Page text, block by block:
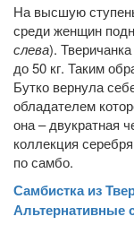
На высшую
среди женщин
слева).
до 50 кг. Таким
Бутко вернула
обладателем
она – двукратная
коллекция
по самбо.
Самбистка из
Альтернативные